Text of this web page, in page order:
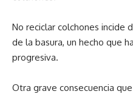
No reciclar colchones incide
de la basura, un hecho que
progresiva.
Otra grave consecuencia